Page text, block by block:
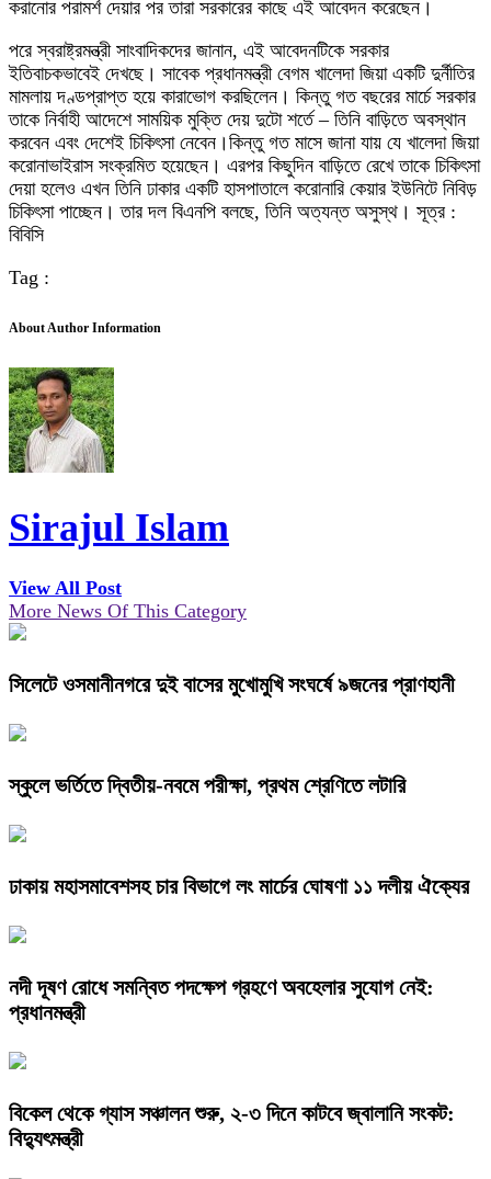
করানোর পরামর্শ দেয়ার পর তারা সরকারের কাছে এই আবেদন করেছেন।
পরে স্বরাষ্ট্রমন্ত্রী সাংবাদিকদের জানান, এই আবেদনটিকে সরকার
ইতিবাচকভাবেই দেখছে। সাবেক প্রধানমন্ত্রী বেগম খালেদা জিয়া একটি দুর্নীতির
মামলায় দণ্ডপ্রাপ্ত হয়ে কারাভোগ করছিলেন। কিন্তু গত বছরের মার্চে সরকার
তাকে নির্বাহী আদেশে সাময়িক মুক্তি দেয় দুটো শর্তে – তিনি বাড়িতে অবস্থান
করবেন এবং দেশেই চিকিৎসা নেবেন।কিন্তু গত মাসে জানা যায় যে খালেদা জিয়া
করোনাভাইরাস সংক্রমিত হয়েছেন। এরপর কিছুদিন বাড়িতে রেখে তাকে চিকিৎসা
দেয়া হলেও এখন তিনি ঢাকার একটি হাসপাতালে করোনারি কেয়ার ইউনিটে নিবিড়
চিকিৎসা পাচ্ছেন। তার দল বিএনপি বলছে, তিনি অত্যন্ত অসুস্থ। সূত্র :
বিবিসি
Tag :
About Author Information
Sirajul Islam
View All Post
More News Of This Category
সিলেটে ওসমানীনগরে দুই বাসের মুখোমুখি সংঘর্ষে ৯জনের প্রাণহানী
স্কুলে ভর্তিতে দ্বিতীয়-নবমে পরীক্ষা, প্রথম শ্রেণিতে লটারি
ঢাকায় মহাসমাবেশসহ চার বিভাগে লং মার্চের ঘোষণা ১১ দলীয় ঐক্যের
নদী দূষণ রোধে সমন্বিত পদক্ষেপ গ্রহণে অবহেলার সুযোগ নেই:
প্রধানমন্ত্রী
বিকেল থেকে গ্যাস সঞ্চালন শুরু, ২-৩ দিনে কাটবে জ্বালানি সংকট:
বিদ্যুৎমন্ত্রী